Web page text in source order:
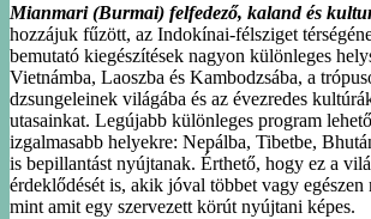
Mianmari (Burmai) felfedező, kaland és
hozzájuk fűzött, az Indokínai-félsziget
bemutató kiegészítések nagyon különleges
Vietnámba, Laoszba és Kambodzsába, a
dzsungeleinek világába és az évezredes
utasainkat. Legújabb különleges program
izgalmasabb helyekre: Nepálba, Tibetbe,
is bepillantást nyújtanak. Érthető, hogy ez a
érdeklődését is, akik jóval többet vagy egészen
mint amit egy szervezett körút nyújtani képes.